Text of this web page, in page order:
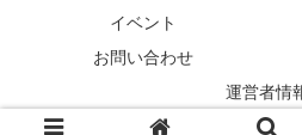
イベント
お問い合わせ
運営者情